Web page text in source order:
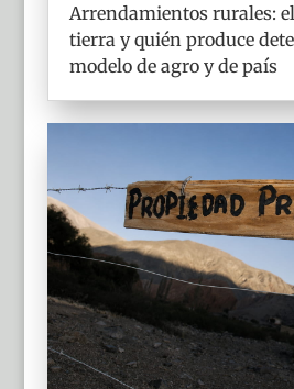
Arrendamientos rurales:
tierra y quién produce
modelo de agro y de país